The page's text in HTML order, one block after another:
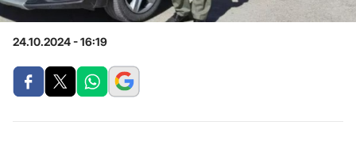
24.10.2024 - 16:19